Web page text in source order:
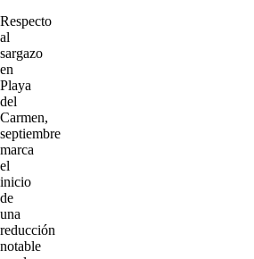
Respecto
al
sargazo
en
Playa
del
Carmen,
septiembre
marca
el
inicio
de
una
reducción
notable